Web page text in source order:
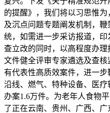
的提醒》，我们将以习思惟
及沉点问题专题阐发机制，
统，如需进一步采访报道，
查立改的同时，以高程度办
文件健全评审专家遴选及查
有代表性高质效案件，进一
沿线、燃气、特种设备、医
办案1.6万件。为老年人食物
了正在云南、贵州、广西、